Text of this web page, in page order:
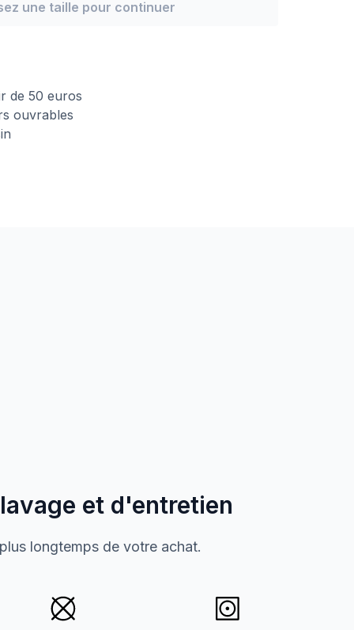
une taille pour continuer
de 50 euros
ouvrables
et d'entretien
longtemps de votre achat.